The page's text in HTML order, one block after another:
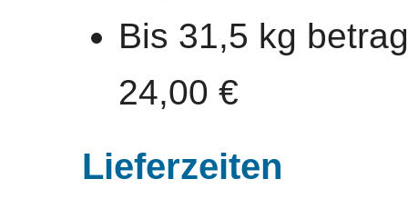
Bis 31,5 kg
24,00 €
Lieferzeiten